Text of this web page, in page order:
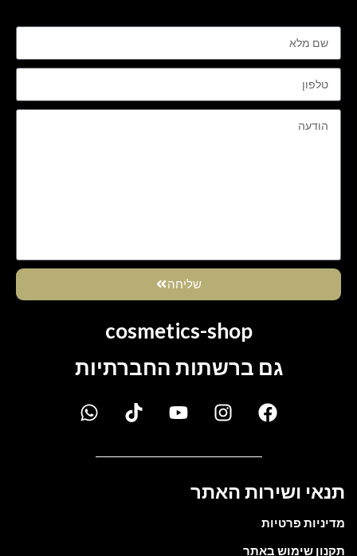
שליחה
cosmetics-shop
גם ברשתות החברתיות
תנאי ושירות האתר
מדיניות פרטיות
תקנון שימוש באתר